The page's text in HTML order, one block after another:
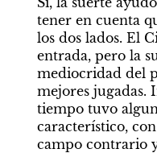
tener en cuenta
los dos lados. El
entrada, pero la
mediocridad del
mejores jugadas.
tiempo tuvo
característico,
campo contrario